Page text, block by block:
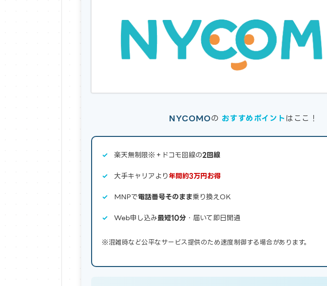
NYCOMOの おすすめポイント はここ！
楽天無制限※＋ドコモ回線の2回線
大手キャリアより 年間約3万円お得
MNPで電話番号そのまま乗り換えOK
Web申し込み最短10分 ・届いて即日開通
※混雑時など公平なサービス提供のため速度制御する場合があります。